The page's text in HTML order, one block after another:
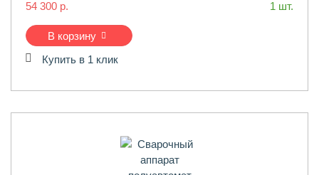
54 300 р. 1 шт.
В корзину
Купить в 1 клик